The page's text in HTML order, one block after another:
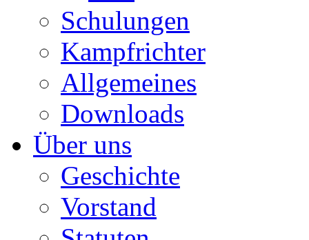
Schulungen
Kampfrichter
Allgemeines
Downloads
Über uns
Geschichte
Vorstand